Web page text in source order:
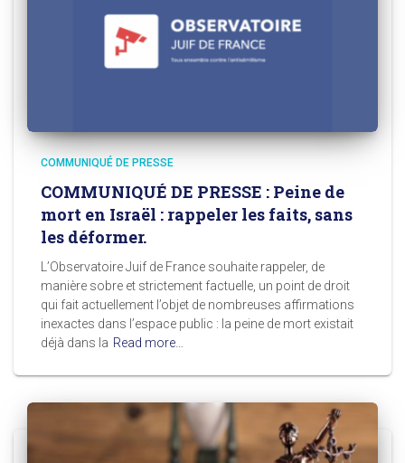
COMMUNIQUÉ DE PRESSE
COMMUNIQUÉ DE PRESSE : Peine de
mort en Israël : rappeler les faits, sans
les déformer.
L’Observatoire Juif de France souhaite rappeler, de
manière sobre et strictement factuelle, un point de droit
qui fait actuellement l’objet de nombreuses affirmations
inexactes dans l’espace public : la peine de mort existait
déjà dans la Read more…